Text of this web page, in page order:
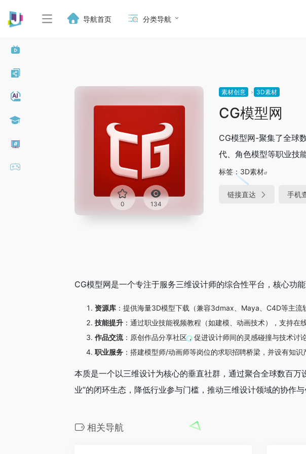
导航首页 分类导航
0 134
素材创意 3D素材
CG模型网
CG模型网-聚集了全球
代、角色模型等职业技
标签： 3D素材
链接直达 手机
CG模型网是一个专注于服务三维设计师的综合性平台，核心功
资源库 ：提供海量3D模型下载（兼容3dmax、Maya、C4D等主
技能提升 ：通过职业技能视频教程（如建模、动画技术），支持
作品交流：原创作品分享社区，促进设计师间的灵感碰撞与技术讨论
职业服务 ：搭建模型师/动画师等岗位的求职招聘桥梁，并设有知识
本质是一个以三维设计为核心的垂直社群，通过聚合全球数百
业”的闭环生态，降低行业参与门槛，推动三维设计领域的协作与
相关导航